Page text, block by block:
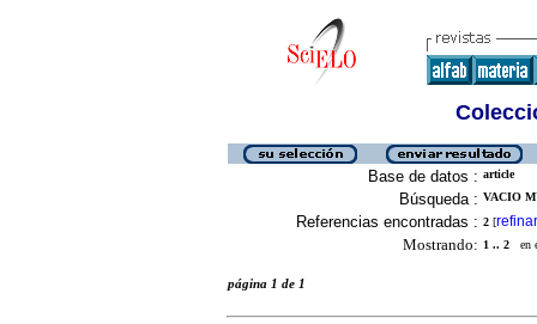
Base de datos : article
Búsqueda : VACIO
Referencias encontradas : 2 [refinar
Mostrando: 1 .. 2 en
página 1 de 1